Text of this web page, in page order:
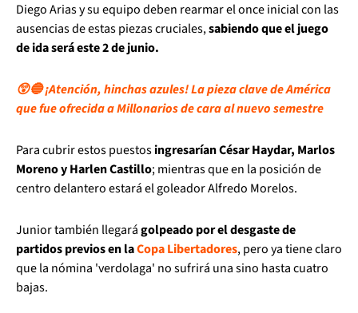
Diego Arias y su equipo deben rearmar el once inicial con las
ausencias de estas piezas cruciales,sabiendo que el juego
de ida será este 2 de junio.
😲🔵 ¡Atención, hinchas azules! La pieza clave de América
que fue ofrecida a Millonarios de cara al nuevo semestre
Para cubrir estos puestosingresarían César Haydar, Marlos
Moreno y Harlen Castillo; mientras que en la posición de
centro delantero estará el goleador Alfredo Morelos.
Junior también llegarágolpeado por el desgaste de
partidos previos en laCopa Libertadores, pero ya tiene claro
que la nómina 'verdolaga' no sufrirá una sino hasta cuatro
bajas.